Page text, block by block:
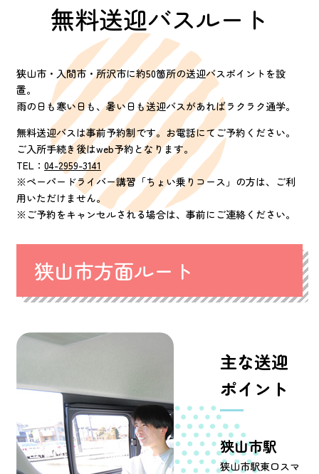
無料送迎バスルート
狭山市・入間市・所沢市に約50箇所の送迎バスポイントを設
置。
雨の日も寒い日も、暑い日も送迎バスがあればラクラク通学。
無料送迎バスは事前予約制です。お電話にてご予約ください。
ご入所手続き後はweb予約となります。
TEL： 04-2959-3141
※ペーパードライバー講習「ちょい乗りコース」の方は、ご利
用いただけません。
※ご予約をキャンセルされる場合は、事前にご連絡ください。
狭山市方面ルート
主な送迎
ポイント
狭山市駅
狭山市駅東口スマ